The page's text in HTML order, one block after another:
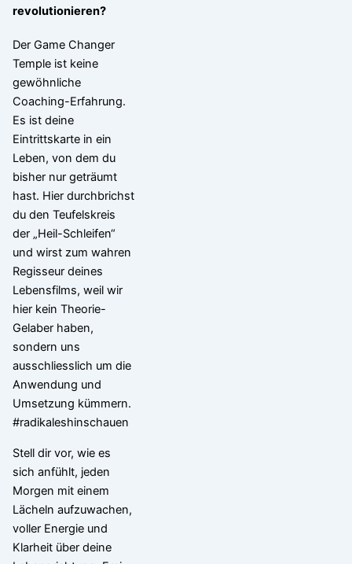
revolutionieren?
Der Game Changer
Temple ist keine
gewöhnliche
Coaching-Erfahrung.
Es ist deine
Eintrittskarte in ein
Leben, von dem du
bisher nur geträumt
hast. Hier durchbrichst
du den Teufelskreis
der „Heil-Schleifen“
und wirst zum wahren
Regisseur deines
Lebensfilms, weil wir
hier kein Theorie-
Gelaber haben,
sondern uns
ausschliesslich um die
Anwendung und
Umsetzung kümmern.
#radikaleshinschauen
Stell dir vor, wie es
sich anfühlt, jeden
Morgen mit einem
Lächeln aufzuwachen,
voller Energie und
Klarheit über deine